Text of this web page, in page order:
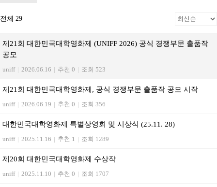
전체 29
제21회 대한민국대학영화제 (UNIFF 2026) 공식 경쟁부문 출품작
공모
uniff | 2026.06.16 | 추천 0 | 조회 523
제21회 대한민국대학영화제, 공식 경쟁부문 출품작 공모 시작
uniff | 2026.06.19 | 추천 0 | 조회 356
대한민국대학영화제 특별상영회 및 시상식 (25.11. 28)
uniff | 2025.11.16 | 추천 1 | 조회 1289
제20회 대한민국대학영화제 수상작
uniff | 2025.11.10 | 추천 0 | 조회 1707